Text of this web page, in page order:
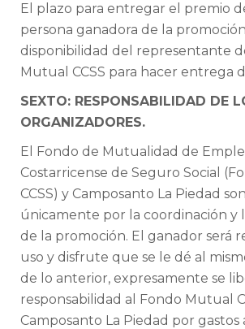
El plazo para entregar el premio
persona ganadora de la
disponibilidad del representante
Mutual CCSS para hacer entrega
SEXTO: RESPONSABILIDAD DE
ORGANIZADORES.
El Fondo de Mutualidad de
Costarricense de Seguro Social
CCSS) y Camposanto La Piedad
únicamente por la coordinación y
de la promoción. El ganador será
uso y disfrute que se le dé al
de lo anterior, expresamente se
responsabilidad al Fondo Mutual
Camposanto La Piedad por gastos